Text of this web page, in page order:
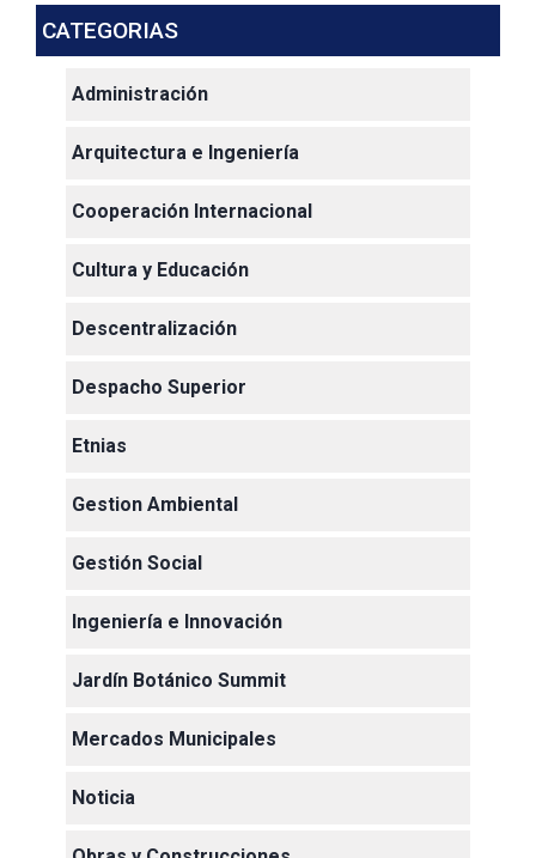
CATEGORIAS
Administración
Arquitectura e Ingeniería
Cooperación Internacional
Cultura y Educación
Descentralización
Despacho Superior
Etnias
Gestion Ambiental
Gestión Social
Ingeniería e Innovación
Jardín Botánico Summit
Mercados Municipales
Noticia